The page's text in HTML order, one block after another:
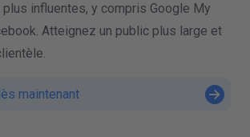
influentes, y compris Google My
Atteignez un public plus large et
maintenant